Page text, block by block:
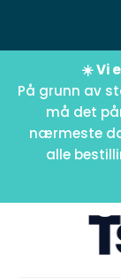
☀️ Vi
På grunn av
må det
nærmeste
alle